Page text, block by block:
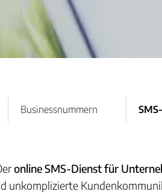
Businessnummern
online SMS-Dienst für
unkomplizierte